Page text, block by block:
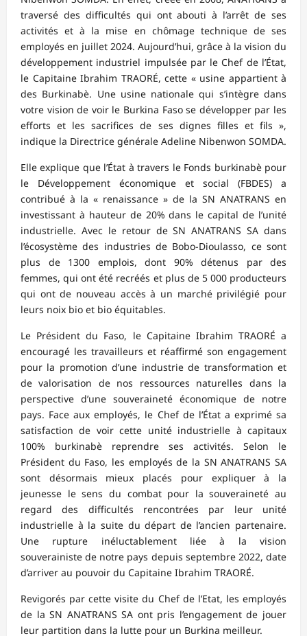
traversé des difficultés qui ont abouti à l’arrêt de ses
activités et à la mise en chômage technique de ses
employés en juillet 2024. Aujourd’hui, grâce à la vision du
développement industriel impulsée par le Chef de l’État,
le Capitaine Ibrahim TRAORÉ, cette « usine appartient à
des Burkinabè. Une usine nationale qui s’intègre dans
votre vision de voir le Burkina Faso se développer par les
efforts et les sacrifices de ses dignes filles et fils »,
indique la Directrice générale Adeline Nibenwon SOMDA.
Elle explique que l’État à travers le Fonds burkinabè pour
le Développement économique et social (FBDES) a
contribué à la « renaissance » de la SN ANATRANS en
investissant à hauteur de 20% dans le capital de l’unité
industrielle. Avec le retour de SN ANATRANS SA dans
l’écosystème des industries de Bobo-Dioulasso, ce sont
plus de 1300 emplois, dont 90% détenus par des
femmes, qui ont été recréés et plus de 5 000 producteurs
qui ont de nouveau accès à un marché privilégié pour
leurs noix bio et bio équitables.
Le Président du Faso, le Capitaine Ibrahim TRAORÉ a
encouragé les travailleurs et réaffirmé son engagement
pour la promotion d’une industrie de transformation et
de valorisation de nos ressources naturelles dans la
perspective d’une souveraineté économique de notre
pays. Face aux employés, le Chef de l’État a exprimé sa
satisfaction de voir cette unité industrielle à capitaux
100% burkinabè reprendre ses activités. Selon le
Président du Faso, les employés de la SN ANATRANS SA
sont désormais mieux placés pour expliquer à la
jeunesse le sens du combat pour la souveraineté au
regard des difficultés rencontrées par leur unité
industrielle à la suite du départ de l’ancien partenaire.
Une rupture inéluctablement liée à la vision
souverainiste de notre pays depuis septembre 2022, date
d’arriver au pouvoir du Capitaine Ibrahim TRAORÉ.
Revigorés par cette visite du Chef de l’Etat, les employés
de la SN ANATRANS SA ont pris l’engagement de jouer
leur partition dans la lutte pour un Burkina meilleur.